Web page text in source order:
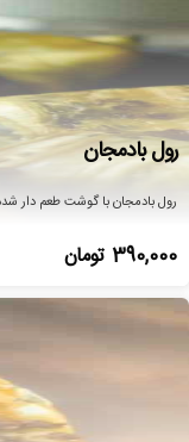
رول بادمجان
رول بادمجان با گوشت طعم دار
390,000 تومان